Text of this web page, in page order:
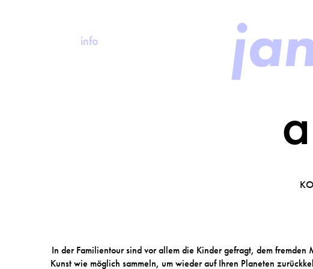
info
In der Familientour sind vor allem die Kinder gefragt, dem
Kunst wie möglich sammeln, um wieder auf Ihren Planeten